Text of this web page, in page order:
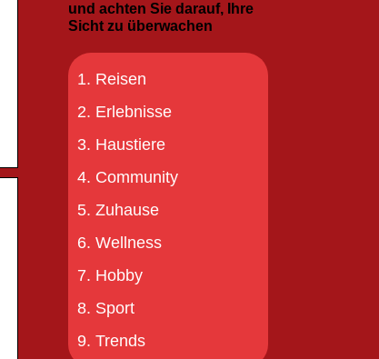
und achten Sie darauf, Ihre
Sicht zu überwachen
Reisen
Erlebnisse
Haustiere
Community
Zuhause
Wellness
Hobby
Sport
Trends